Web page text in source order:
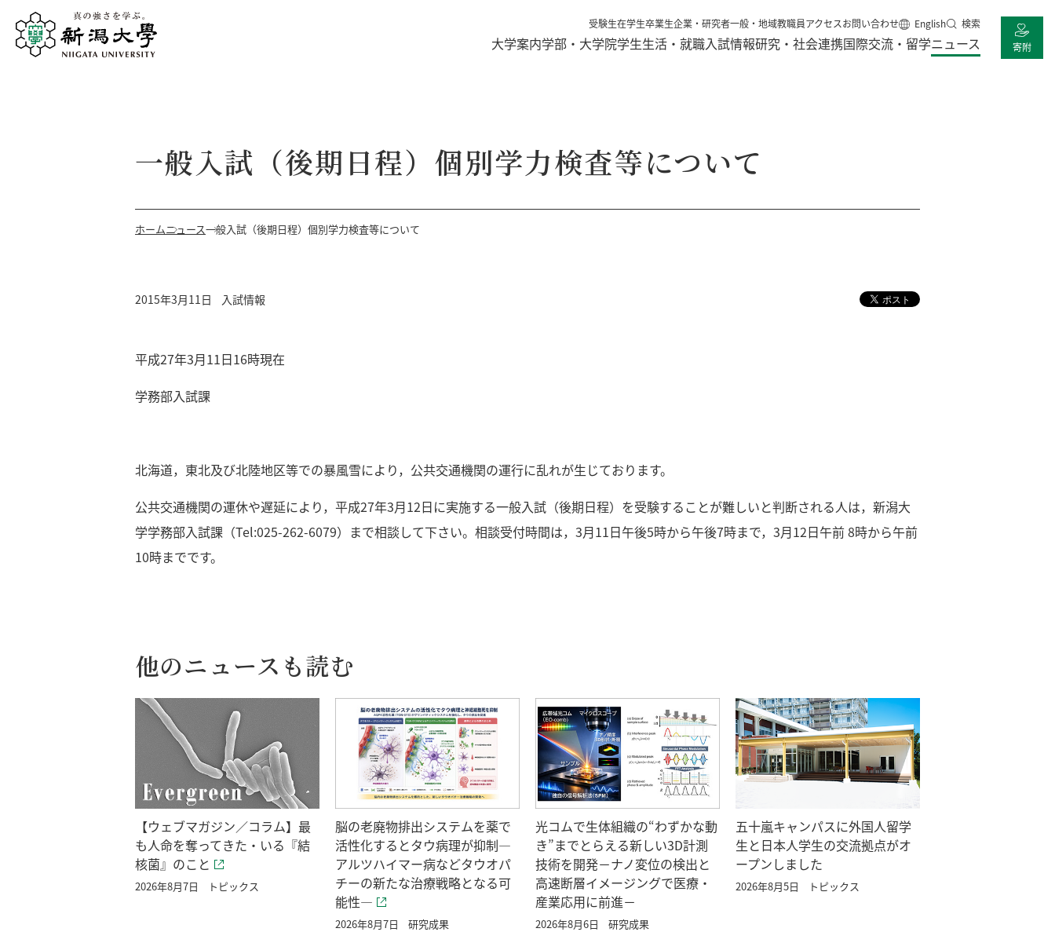
大学案内学部・大学院学生生活・就職入試情報研究・社会連携国際交流・留学ニュース
受験生在学生卒業生企業・研究者一般・地域教職員アクセスお問い合わせ
English
寄附
検索
一般入試（後期日程）個別学力検査等について
ホームニュース一般入試（後期日程）個別学力検査等について
2015年3月11日 入試情報
平成27年3月11日16時現在
学務部入試課
北海道，東北及び北陸地区等での暴風雪により，公共交通機関の運行に乱れが生じております。
公共交通機関の運休や遅延により，平成27年3月12日に実施する一般入試（後期日程）を受験することが難しいと判断される人は，新潟大
学学務部入試課（Tel:025-262-6079）まで相談して下さい。相談受付時間は，3月11日午後5時から午後7時まで，3月12日午前 8時から午前
10時までです。
他のニュースも読む
【ウェブマガジン／コラム】最
も人命を奪ってきた・いる『結
核菌』のこと
2026年8月7日 トピックス
脳の老廃物排出システムを薬で
活性化するとタウ病理が抑制―
アルツハイマー病などタウオパ
チーの新たな治療戦略となる可
能性―
2026年8月7日 研究成果
光コムで生体組織の“わずかな動
き”までとらえる新しい3D計測
技術を開発－ナノ変位の検出と
高速断層イメージングで医療・
産業応用に前進－
2026年8月6日 研究成果
五十嵐キャンパスに外国人留学
生と日本人学生の交流拠点がオ
ープンしました
2026年8月5日 トピックス